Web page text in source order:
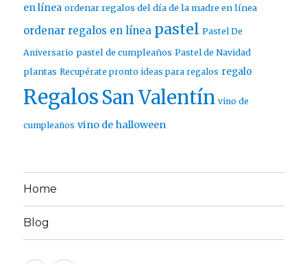
en línea ordenar regalos del día de la madre en línea
ordenar regalos en línea pastel Pastel De
Aniversario pastel de cumpleaños Pastel de Navidad
plantas Recupérate pronto ideas para regalos regalo
Regalos San Valentín vino de
cumpleaños vino de halloween
Home
Blog